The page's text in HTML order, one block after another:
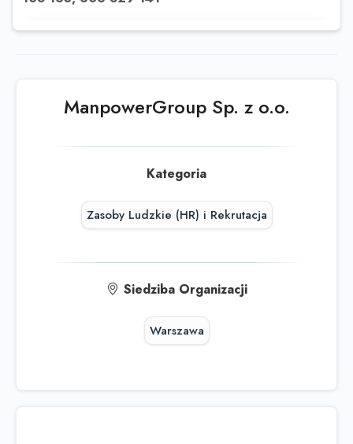
ManpowerGroup Sp. z o.o.
Kategoria
Zasoby Ludzkie (HR) i Rekrutacja
Siedziba Organizacji
Warszawa